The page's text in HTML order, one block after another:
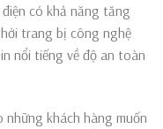
có khả năng tăng
trang bị công nghệ
nổi tiếng về độ an toàn
những khách hàng muốn